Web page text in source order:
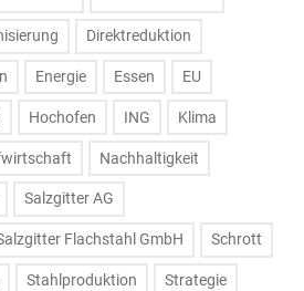
Direktreduktion
Energie Essen EU
Hochofen ING Klima
Nachhaltigkeit
Salzgitter AG
Flachstahl GmbH Schrott
Stahlproduktion Strategie